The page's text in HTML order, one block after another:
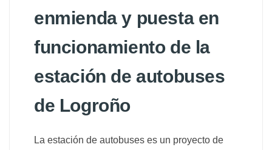
enmienda y puesta en
funcionamiento de la
estación de autobuses
de Logroño
La estación de autobuses es un proyecto de